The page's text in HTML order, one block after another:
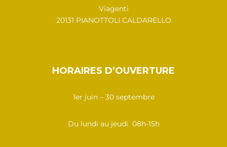
Viagenti
20131 PIANOTTOLI CALDARELLO
HORAIRES D’OUVERTURE
1er juin – 30 septembre
Du lundi au jeudi 08h-15h